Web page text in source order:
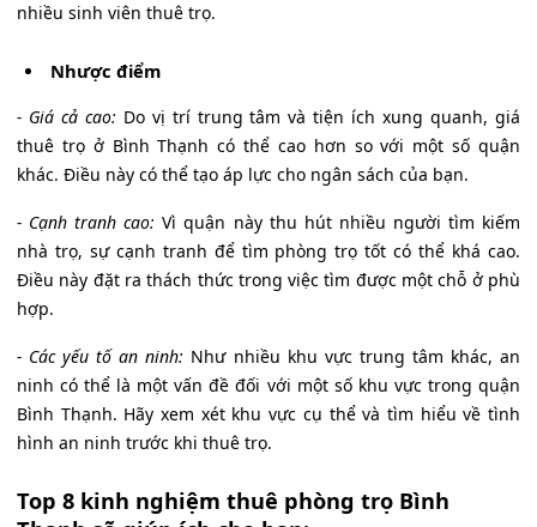
nhiều sinh viên thuê trọ.
Nhược điểm
- Giá cả cao: Do vị trí trung tâm và tiện ích xung quanh, giá
thuê trọ ở Bình Thạnh có thể cao hơn so với một số quận
khác. Điều này có thể tạo áp lực cho ngân sách của bạn.
- Cạnh tranh cao: Vì quận này thu hút nhiều người tìm kiếm
nhà trọ, sự cạnh tranh để tìm phòng trọ tốt có thể khá cao.
Điều này đặt ra thách thức trong việc tìm được một chỗ ở phù
hợp.
- Các yếu tố an ninh: Như nhiều khu vực trung tâm khác, an
ninh có thể là một vấn đề đối với một số khu vực trong quận
Bình Thạnh. Hãy xem xét khu vực cụ thể và tìm hiểu về tình
hình an ninh trước khi thuê trọ.
Top 8 kinh nghiệm thuê phòng trọ Bình